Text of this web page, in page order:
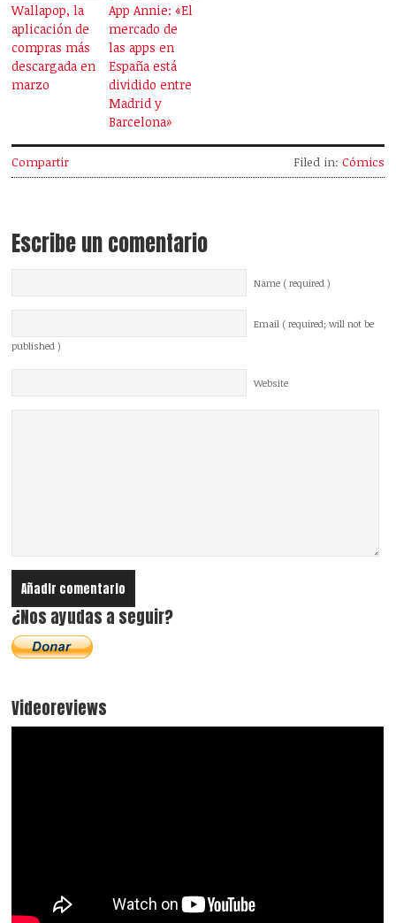
Wallapop, la
aplicación de
compras más
descargada en
marzo
App Annie: «El
mercado de
las apps en
España está
dividido entre
Madrid y
Barcelona»
Compartir Filed in: Cómics
Escribe un comentario
Name ( required )
Email ( required; will not be
published )
Website
¿Nos ayudas a seguir?
Videoreviews